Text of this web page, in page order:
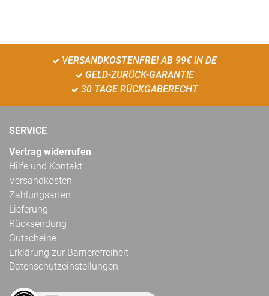
VERSANDKOSTENFREI AB 99€ IN DE
GELD-ZURÜCK-GARANTIE
30 TAGE RÜCKGABERECHT
SERVICE
Vertrag widerrufen
Hilfe und Kontakt
Versandkosten
Zahlungsarten
Lieferung
Rücksendung
Gutscheine
Erklärung zur Barrierefreiheit
Datenschutzeinstellungen